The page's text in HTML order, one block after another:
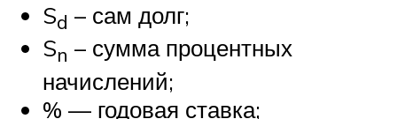
Sd – сам долг;
Sn – сумма процентных
начислений;
% — годовая ставка;